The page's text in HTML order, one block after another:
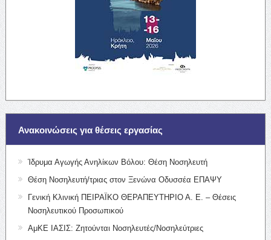
Ανακοινώσεις για θέσεις εργασίας
Ίδρυμα Αγωγής Ανηλίκων Βόλου: Θέση Νοσηλευτή
Θέση Νοσηλευτή/τριας στον Ξενώνα Οδυσσέα ΕΠΑΨΥ
Γενική Κλινική ΠΕΙΡΑΪΚΟ ΘΕΡΑΠΕΥΤΗΡΙΟ Α. Ε. – Θέσεις
Νοσηλευτικού Προσωπικού
ΑμΚΕ ΙΑΣΙΣ: Ζητούνται Νοσηλευτές/Νοσηλεύτριες